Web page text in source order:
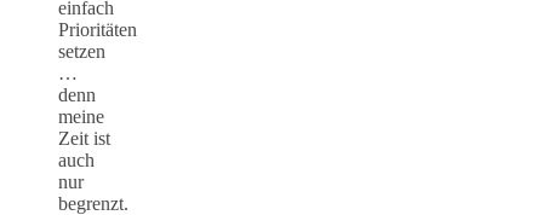
einfach
Prioritäten
setzen
…
denn
meine
Zeit ist
auch
nur
begrenzt.